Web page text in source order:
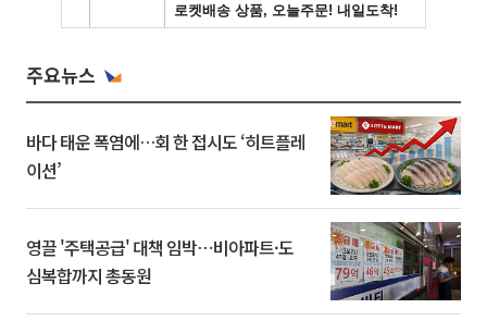
주요뉴스
바다 태운 폭염에…회 한 접시도 ‘히트플레
이션’
영끌 '주택공급' 대책 임박⋯비아파트·도
심복합까지 총동원